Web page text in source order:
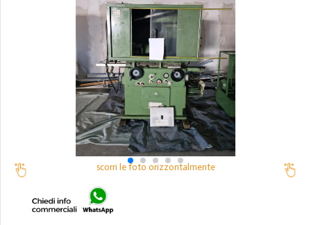
scorri le foto orizzontalmente